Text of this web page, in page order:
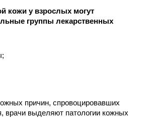
кожи у взрослых могут
группы лекарственных
причин, спровоцировавших
врачи выделяют патологии кожных